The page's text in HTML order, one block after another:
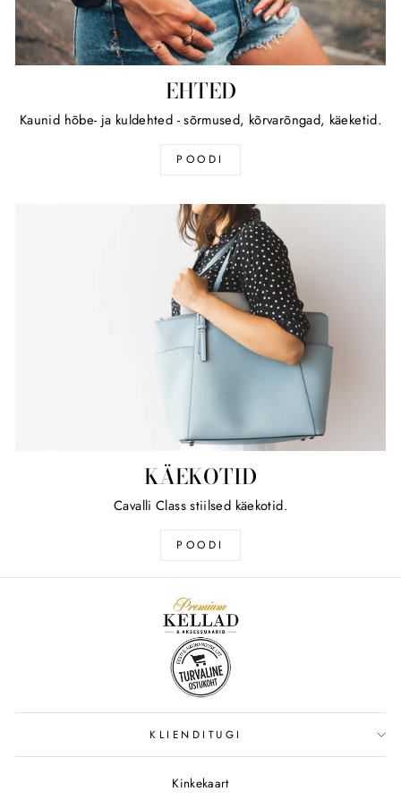
EHTED
Kaunid hõbe- ja kuldehted - sõrmused, kõrvarõngad, käeketid.
POODI
KÄEKOTID
Cavalli Class stiilsed käekotid.
POODI
KLIENDITUGI
Kinkekaart